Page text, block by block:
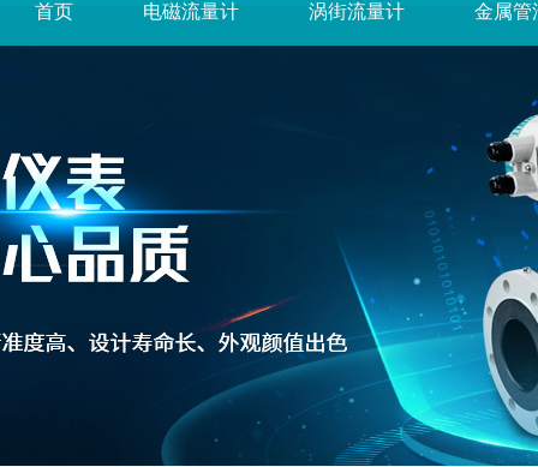
首页 电磁流量计 涡街流量计 金属管